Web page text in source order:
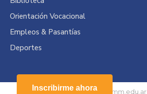
Inscribirme ahora
Orientación Vocacional
Empleos & Pasantías
Deportes
© 2026 Udemm.edu.ar